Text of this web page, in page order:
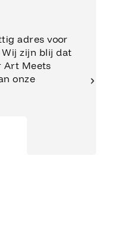
adres voor
zijn blij dat
Art Meets
onze